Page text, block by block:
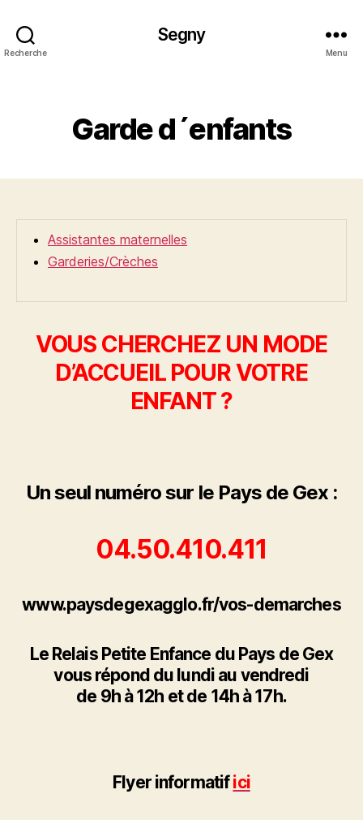
Recherche
Segny
Menu
Garde d´enfants
Assistantes maternelles
Garderies/Crèches
VOUS CHERCHEZ UN MODE
D’ACCUEIL POUR VOTRE
ENFANT ?
Un seul numéro sur le Pays de Gex :
04.50.410.411
www.paysdegexagglo.fr/vos-demarches
Le Relais Petite Enfance du Pays de Gex
vous répond du lundi au vendredi
de 9h à 12h et de 14h à 17h.
Flyer informatifici